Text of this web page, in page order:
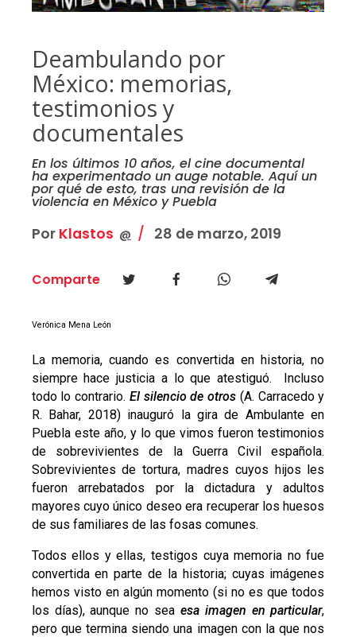
Deambulando por
México: memorias,
testimonios y
documentales
En los últimos 10 años, el cine documental
ha experimentado un auge notable. Aquí un
por qué de esto, tras una revisión de la
violencia en México y Puebla
Por Klastos @ 28 de marzo, 2019
Comparte
Verónica Mena León
La memoria, cuando es convertida en historia, no
siempre hace justicia a lo que atestiguó. Incluso
todo lo contrario. El silencio de otros (A. Carracedo y
R. Bahar, 2018) inauguró la gira de Ambulante en
Puebla este año, y lo que vimos fueron testimonios
de sobrevivientes de la Guerra Civil española.
Sobrevivientes de tortura, madres cuyos hijos les
fueron arrebatados por la dictadura y adultos
mayores cuyo único deseo era recuperar los huesos
de sus familiares de las fosas comunes.
Todos ellos y ellas, testigos cuya memoria no fue
convertida en parte de la historia; cuyas imágenes
hemos visto en algún momento (si no es que todos
los días), aunque no sea esa imagen en particular,
pero que termina siendo una imagen con la que nos